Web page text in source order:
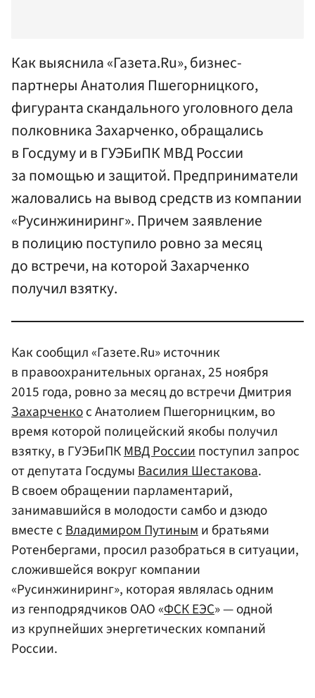
Как выяснила «Газета.Ru», бизнес-
партнеры Анатолия Пшегорницкого,
фигуранта скандального уголовного дела
полковника Захарченко, обращались
в Госдуму и в ГУЭБиПК МВД России
за помощью и защитой. Предприниматели
жаловались на вывод средств из компании
«Русинжиниринг». Причем заявление
в полицию поступило ровно за месяц
до встречи, на которой Захарченко
получил взятку.
Как сообщил «Газете.Ru» источник
в правоохранительных органах, 25 ноября
2015 года, ровно за месяц до встречи Дмитрия
Захарченкос Анатолием Пшегорницким, во
время которой полицейский якобы получил
взятку, в ГУЭБиПКМВД России поступил запрос
от депутата Госдумы Василия Шестакова.
В своем обращении парламентарий,
занимавшийся в молодости самбо и дзюдо
вместе с Владимиром Путиным и братьями
Ротенбергами, просил разобраться в ситуации,
сложившейся вокруг компании
«Русинжиниринг», которая являлась одним
из генподрядчиков ОАО «ФСК ЕЭС» — одной
из крупнейших энергетических компаний
России.